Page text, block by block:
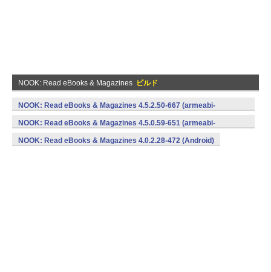
NOOK: Read eBooks & Magazines ビルド
NOOK: Read eBooks & Magazines 4.5.2.50-667 (armeabi-
v7a,x86) (Android)
NOOK: Read eBooks & Magazines 4.5.0.59-651 (armeabi-
v7a,x86) (Android)
NOOK: Read eBooks & Magazines 4.0.2.28-472 (Android)